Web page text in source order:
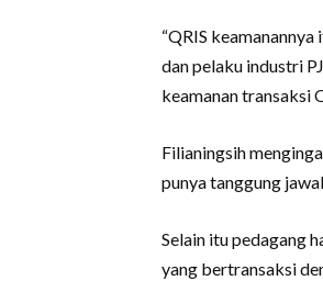
“QRIS
dan pelaku industri
keamanan transaksi
Filianingsih
punya tanggung
Selain itu pedagang
yang bertransaksi